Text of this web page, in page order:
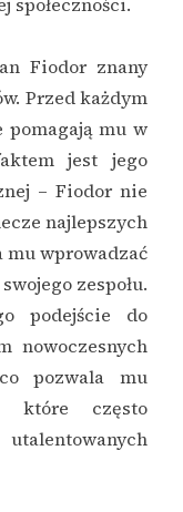
Fiodor znany
Przed każdym
pomagają mu w
jest jego
– Fiodor nie
najlepszych
mu wprowadzać
zespołu.
podejście do
nowoczesnych
pozwala mu
które często